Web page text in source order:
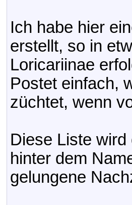
Ich habe hier
erstellt, so in
Loricariinae
Postet einfach,
züchtet, wenn
Diese Liste
hinter dem
gelungene